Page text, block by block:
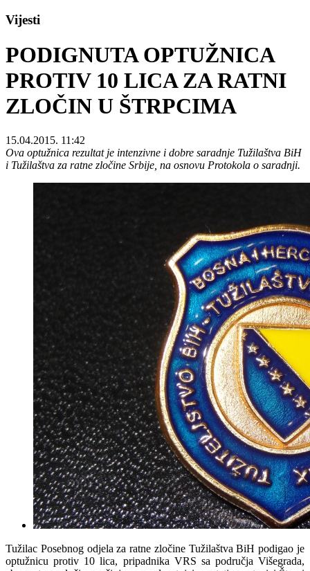
Vijesti
PODIGNUTA OPTUŽNICA
PROTIV 10 LICA ZA RATNI
ZLOČIN U ŠTRPCIMA
15.04.2015. 11:42
Ova optužnica rezultat je intenzivne i dobre saradnje Tužilaštva BiH
i Tužilaštva za ratne zločine Srbije, na osnovu Protokola o saradnji.
Tužilac Posebnog odjela za ratne zločine Tužilaštva BiH podigao je
optužnicu protiv 10 lica, pripadnika VRS sa područja Višegrada,